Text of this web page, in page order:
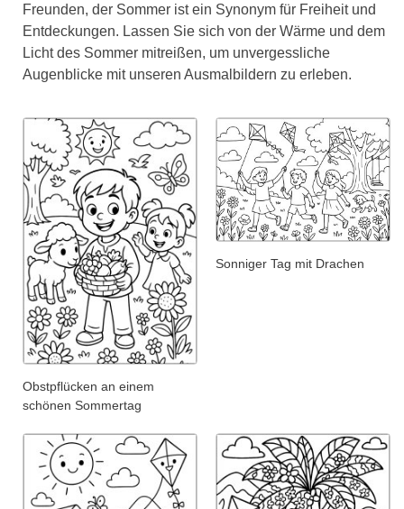
Freunden, der Sommer ist ein Synonym für Freiheit und
Entdeckungen. Lassen Sie sich von der Wärme und dem
Licht des Sommer mitreißen, um unvergessliche
Augenblicke mit unseren Ausmalbildern zu erleben.
Obstpflücken an einem
schönen Sommertag
Sonniger Tag mit Drachen